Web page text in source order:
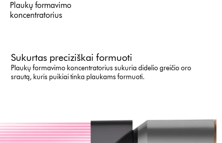
Plaukų formavimo
koncentratorius
Sukurtas preciziškai formuoti
Plaukų formavimo koncentratorius sukuria didelio greičio oro
srautą, kuris puikiai tinka plaukams formuoti.